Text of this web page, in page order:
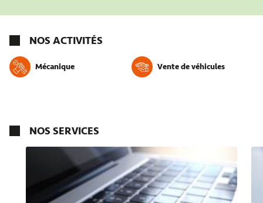
NOS ACTIVITÉS
Mécanique Vente de véhicules
NOS SERVICES